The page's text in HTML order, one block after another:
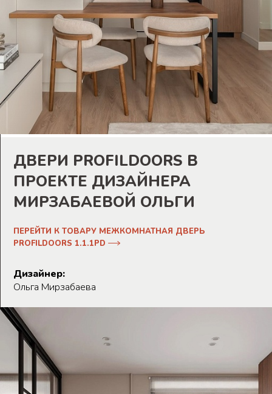
ДВЕРИ PROFILDOORS В
ПРОЕКТЕ ДИЗАЙНЕРА
МИРЗАБАЕВОЙ ОЛЬГИ
ПЕРЕЙТИ К ТОВАРУ МЕЖКОМНАТНАЯ ДВЕРЬ
PROFILDOORS 1.1.1PD
Дизайнер:
Ольга Мирзабаева